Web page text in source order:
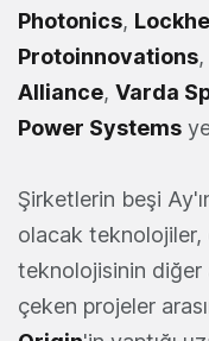
Photonics,
Protoinnovations,
Alliance, Varda
Power Systems
Şirketlerin beşi
olacak teknolojiler,
teknolojisinin diğer
çeken projeler